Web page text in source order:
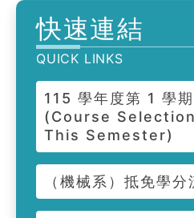
快速連結
QUICK LINKS
115 學年度第 1 學
(Course
This Semester)
（機械系）抵免學分